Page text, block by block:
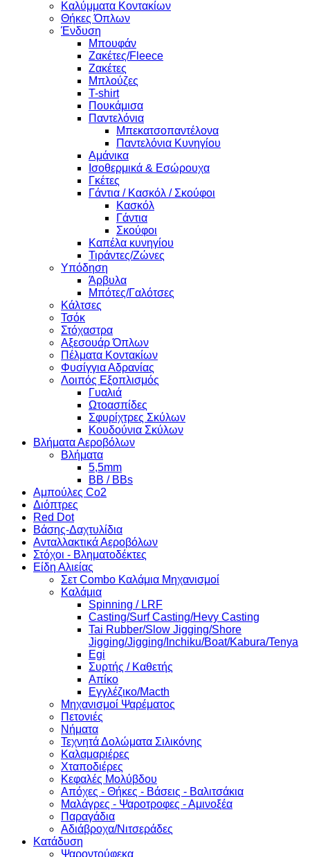
Καλύμματα Κοντακίων
Θήκες Όπλων
Ένδυση
Μπουφάν
Ζακέτες/Fleece
Ζακέτες
Μπλούζες
T-shirt
Πουκάμισα
Παντελόνια
Μπεκατσοπαντέλονα
Παντελόνια Κυνηγίου
Αμάνικα
Ισοθερμικά & Εσώρουχα
Γκέτες
Γάντια / Κασκόλ / Σκούφοι
Κασκόλ
Γάντια
Σκούφοι
Καπέλα κυνηγίου
Τιράντες/Ζώνες
Υπόδηση
Άρβυλα
Μπότες/Γαλότσες
Κάλτσες
Τσόκ
Στόχαστρα
Αξεσουάρ Όπλων
Πέλματα Κοντακίων
Φυσίγγια Αδρανίας
Λοιπός Εξοπλισμός
Γυαλιά
Ωτοασπίδες
Σφυρίχτρες Σκύλων
Κουδούνια Σκύλων
Βλήματα Αεροβόλων
Βλήματα
5,5mm
BB / BBs
Αμπούλες Co2
Διόπτρες
Red Dot
Βάσης-Δαχτυλίδια
Ανταλλακτικά Αεροβόλων
Στόχοι - Βληματοδέκτες
Είδη Αλιείας
Σετ Combo Καλάμια Μηχανισμοί
Καλάμια
Spinning / LRF
Casting/Surf Casting/Hevy Casting
Tai Rubber/Slow Jigging/Shore
Jigging/Jigging/Inchiku/Boat/Kabura/Tenya
Egi
Συρτής / Καθετής
Απίκο
Εγγλέζικο/Macth
Μηχανισμοί Ψαρέματος
Πετονιές
Νήματα
Τεχνητά Δολώματα Σιλικόνης
Καλαμαριέρες
Χταποδιέρες
Κεφαλές Μολύβδου
Απόχες - Θήκες - Βάσεις - Βαλιτσάκια
Μαλάγρες - Ψαροτροφες - Αμινοξέα
Παραγάδια
Αδιάβροχα/Νιτσεράδες
Κατάδυση
Ψαροντούφεκα